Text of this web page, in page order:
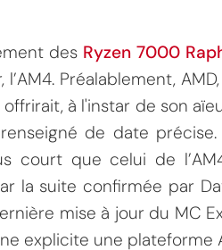
des Ryzen 7000
Préalablement,
à l'instar de son
de date
court que celui de
la suite confirmée par
mise à jour du MC
explicite une plateforme